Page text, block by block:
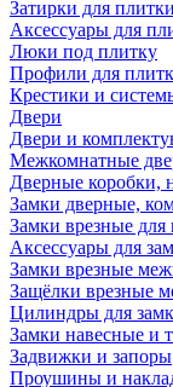
Затирки для плитки
Аксессуары для
Люки под плитку
Профили для
Крестики и
Двери
Двери и
Межкомнатные
Дверные коробки,
Замки дверные,
Замки врезные для
Аксессуары для
Замки врезные
Защёлки врезные
Цилиндры для
Замки навесные и
Задвижки и запоры
Проушины и